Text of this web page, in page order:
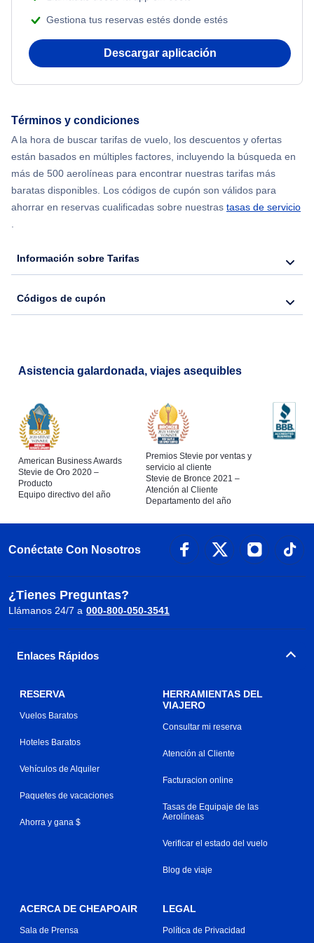
Flights from Nueva York to Mumbai
Flights from Shanghai to Nueva York
Flights from Nueva York to Hong Kong
Flights from Nueva York to Seúl
Gestiona tus reservas estés donde estés
Descargar aplicación
Términos y condiciones
A la hora de buscar tarifas de vuelo, los descuentos y ofertas
están basados en múltiples factores, incluyendo la búsqueda en
más de 500 aerolíneas para encontrar nuestras tarifas más
baratas disponibles. Los códigos de cupón son válidos para
ahorrar en reservas cualificadas sobre nuestras tasas de servicio
.
Información sobre Tarifas
Códigos de cupón
Asistencia galardonada, viajes asequibles
American Business Awards
Stevie de Oro 2020 –
Producto
Equipo directivo del año
Premios Stevie por ventas y
servicio al cliente
Stevie de Bronce 2021 –
Atención al Cliente
Departamento del año
Conéctate Con Nosotros
¿Tienes Preguntas?
Llámanos 24/7 a 000-800-050-3541
Enlaces Rápidos
RESERVA
Vuelos Baratos
Hoteles Baratos
Vehículos de Alquiler
Paquetes de vacaciones
Ahorra y gana $
HERRAMIENTAS DEL
VIAJERO
Consultar mi reserva
Atención al Cliente
Facturacion online
Tasas de Equipaje de las
Aerolíneas
Verificar el estado del vuelo
Blog de viaje
ACERCA DE CHEAPOAIR
Sala de Prensa
LEGAL
Política de Privacidad